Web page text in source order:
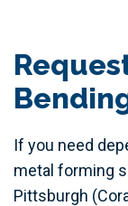
If you need
metal forming
Pittsburgh